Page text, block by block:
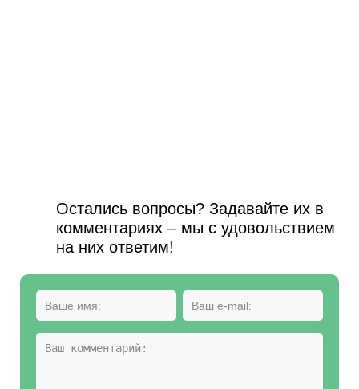
Остались вопросы? Задавайте их в
комментариях – мы с удовольствием
на них ответим!